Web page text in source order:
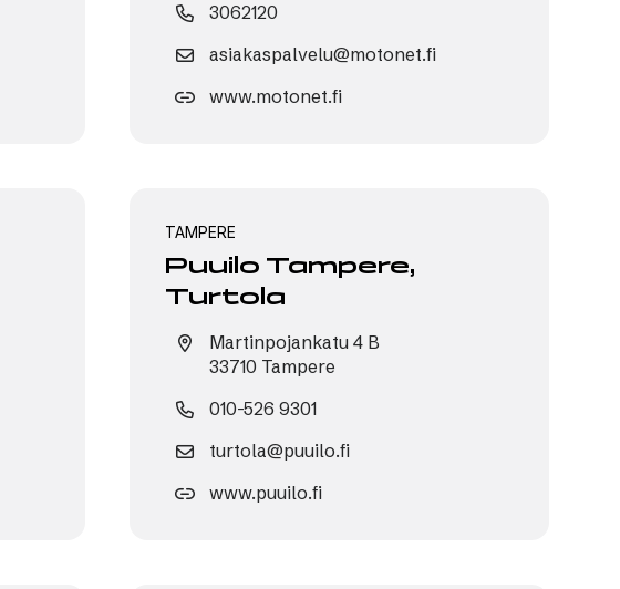
3062120
asiakaspalvelu@motonet.fi
www.motonet.fi
TAMPERE
Puuilo Tampere,
Turtola
Martinpojankatu 4 B
33710 Tampere
010-526 9301
turtola@puuilo.fi
www.puuilo.fi